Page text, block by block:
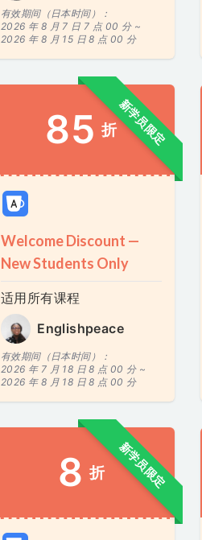
有效期间（日本时间）：
2026 年 8 月 7 日 7 点 00 分 ~
2026 年 8 月 15 日 8 点 00 分
新学员限定
85 折
Welcome Discount —
New Students Only
适用所有课程
Englishpeace
有效期间（日本时间）：
2026 年 7 月 18 日 8 点 00 分 ~
2026 年 8 月 18 日 8 点 00 分
新学员限定
8 折